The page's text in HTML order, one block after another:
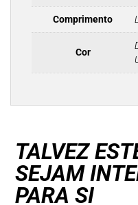
Comprimento
Cor
TALVEZ
SEJAM
PARA SI